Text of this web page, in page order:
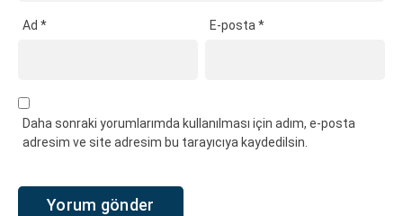
Ad * E-posta*
Daha sonraki yorumlarımda kullanılması için adım, e-posta
adresim ve site adresim bu tarayıcıya kaydedilsin.